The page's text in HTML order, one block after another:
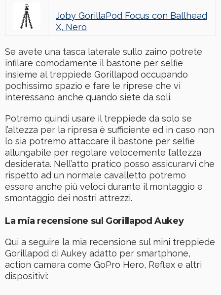
Joby GorillaPod Focus con Ballhead
X, Nero
Se avete una tasca laterale sullo zaino potrete
infilare comodamente il bastone per selfie
insieme al treppiede Gorillapod occupando
pochissimo spazio e fare le riprese che vi
interessano anche quando siete da soli.
Potremo quindi usare il treppiede da solo se
l’altezza per la ripresa è sufficiente ed in caso non
lo sia potremo attaccare il bastone per selfie
allungabile per regolare velocemente l’altezza
desiderata. Nell’atto pratico posso assicurarvi che
rispetto ad un normale cavalletto potremo
essere anche più veloci durante il montaggio e
smontaggio dei nostri attrezzi.
La mia recensione sul Gorillapod Aukey
Qui a seguire la mia recensione sul mini treppiede
Gorillapod di Aukey adatto per smartphone,
action camera come GoPro Hero, Reflex e altri
dispositivi: